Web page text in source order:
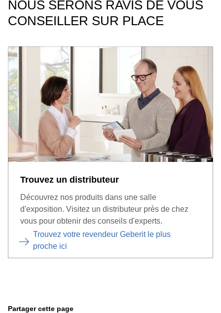
NOUS SERONS RAVIS DE VOUS
CONSEILLER SUR PLACE
Trouvez un distributeur
Découvrez nos produits dans une salle
d'exposition. Visitez un distributeur près de chez
vous pour obtenir des conseils d'experts.
Trouvez votre revendeur Geberit le plus
proche ici
Partager cette page